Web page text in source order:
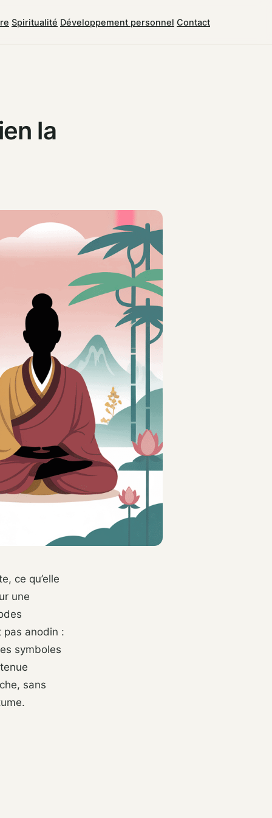
Spiritualité Développement personnel Contact
la
ce qu’elle
une
pas anodin :
symboles
sans